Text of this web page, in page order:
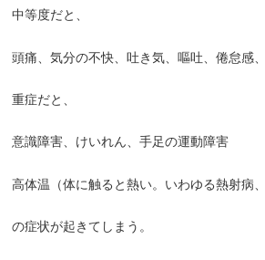
中等度だと、
頭痛、気分の不快、吐き気、嘔吐、倦怠感
重症だと、
意識障害、けいれん、手足の運動障害
高体温（体に触ると熱い。いわゆる熱射病
の症状が起きてしまう。